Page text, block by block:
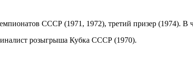
СССР (1971, 1972), третий призер (1974). В
розыгрыша Кубка СССР (1970).